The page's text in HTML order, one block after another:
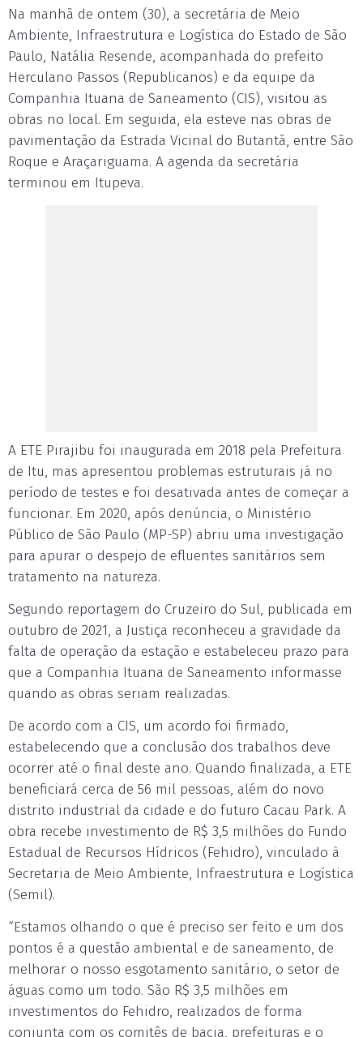
Na manhã de ontem (30), a secretária de Meio
Ambiente, Infraestrutura e Logística do Estado de São
Paulo, Natália Resende, acompanhada do prefeito
Herculano Passos (Republicanos) e da equipe da
Companhia Ituana de Saneamento (CIS), visitou as
obras no local. Em seguida, ela esteve nas obras de
pavimentação da Estrada Vicinal do Butantã, entre São
Roque e Araçariguama. A agenda da secretária
terminou em Itupeva.
A ETE Pirajibu foi inaugurada em 2018 pela Prefeitura
de Itu, mas apresentou problemas estruturais já no
período de testes e foi desativada antes de começar a
funcionar. Em 2020, após denúncia, o Ministério
Público de São Paulo (MP-SP) abriu uma investigação
para apurar o despejo de efluentes sanitários sem
tratamento na natureza.
Segundo reportagem do Cruzeiro do Sul, publicada em
outubro de 2021, a Justiça reconheceu a gravidade da
falta de operação da estação e estabeleceu prazo para
que a Companhia Ituana de Saneamento informasse
quando as obras seriam realizadas.
De acordo com a CIS, um acordo foi firmado,
estabelecendo que a conclusão dos trabalhos deve
ocorrer até o final deste ano. Quando finalizada, a ETE
beneficiará cerca de 56 mil pessoas, além do novo
distrito industrial da cidade e do futuro Cacau Park. A
obra recebe investimento de R$ 3,5 milhões do Fundo
Estadual de Recursos Hídricos (Fehidro), vinculado à
Secretaria de Meio Ambiente, Infraestrutura e Logística
(Semil).
“Estamos olhando o que é preciso ser feito e um dos
pontos é a questão ambiental e de saneamento, de
melhorar o nosso esgotamento sanitário, o setor de
águas como um todo. São R$ 3,5 milhões em
investimentos do Fehidro, realizados de forma
conjunta com os comitês de bacia, prefeituras e o